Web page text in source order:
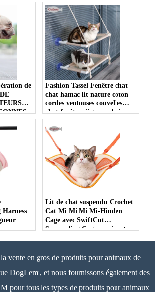
PROTECTEUR À JANAGE
À JOINT JOINT JOINT
SANCHE POUR UNE
BRACE DE PET DE PET DE
PET DE PET DISTANCE ET
PREVENEZ DES
DÉCHARES
de
Fashion Tassel Fenêtre chat
chat hamac lit nature coton
cordes ventouses couvelles
chat fenêtre siège perchoir
Harness
Lit de chat suspendu Crochet
Cat Mi Mi Mi Mi-Hinden
Cage avec SwiftCut
Suspending Cage respirante
vente en gros de produits pour animaux de
DogLemi, et nous fournissons également des
pour tous les types de produits pour animaux